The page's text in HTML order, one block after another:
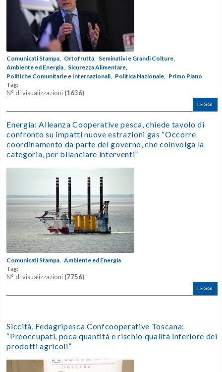
Comunicati Stampa, Ortofrutta, Seminativi e Grandi Colture,
Ambiente ed Energia, Sicurezza Alimentare,
Politiche Comunitarie e Internazionali, Politica Nazionale, Primo Piano
Tag:
N° di visualizzazioni (1636)
LEGGI
Energia: Alleanza Cooperative pesca, chiede tavolo di
confronto su impatti nuove estrazioni gas “Occorre
coordinamento da parte del governo, che coinvolga la
categoria, per bilanciare interventi”
Comunicati Stampa,
Ambiente ed Energia
Tag:
N° di visualizzazioni (7756)
LEGGI
Siccità, Fedagripesca Confcooperative Toscana:
“Preoccupati, poca quantità e rischio qualità inferiore dei
prodotti agricoli”